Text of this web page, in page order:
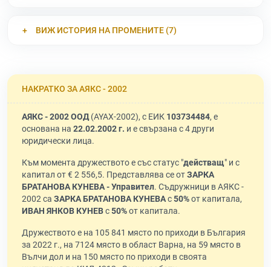
ВИЖ ИСТОРИЯ НА ПРОМЕНИТЕ (7)
НАКРАТКО ЗА АЯКС - 2002
АЯКС - 2002 ООД(AYAX-2002), с ЕИК 103734484, е
основана на 22.02.2002 г. и е свързана с 4 други
юридически лица.
Към момента дружеството е със статус "действащ" и с
капитал от € 2 556,5. Представлява се отЗАРКА
БРАТАНОВА КУНЕВА - Управител. Съдружници в АЯКС -
2002 са ЗАРКА БРАТАНОВА КУНЕВАс50%от капитала,
ИВАН ЯНКОВ КУНЕВс50%от капитала.
Дружеството е на 105 841 място по приходи в България
за 2022 г., на 7124 място в област Варна, на 59 място в
Вълчи дол и на 150 място по приходи в своята